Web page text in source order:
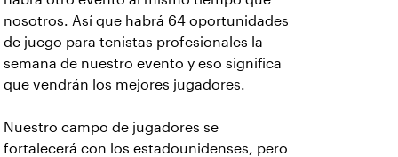
nosotros. Así que habrá 64 oportunidades
de juego para tenistas profesionales la
semana de nuestro evento y eso significa
que vendrán los mejores jugadores.
Nuestro campo de jugadores se
fortalecerá con los estadounidenses, pero